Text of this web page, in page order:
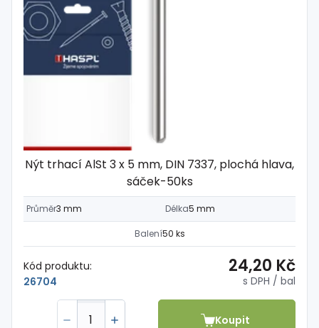
Nýt trhací AlSt 3 x 5 mm, DIN 7337, plochá hlava,
sáček-50ks
Průměr3 mm Délka5 mm
Balení50 ks
Kód produktu:
26704
24,20 Kč
s DPH / bal
Koupit